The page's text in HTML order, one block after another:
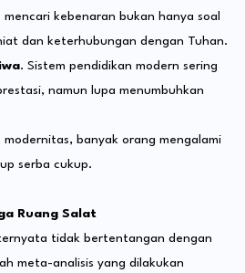
mencari kebenaran bukan hanya soal
dan keterhubungan dengan Tuhan.
. Sistem pendidikan modern sering
namun lupa menumbuhkan
modernitas, banyak orang mengalami
serba cukup.
Ruang Salat
tidak bertentangan dengan
meta-analisis yang dilakukan